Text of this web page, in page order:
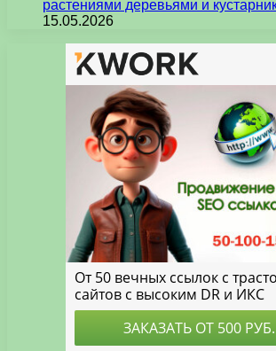
растениями деревьями и
15.05.2026